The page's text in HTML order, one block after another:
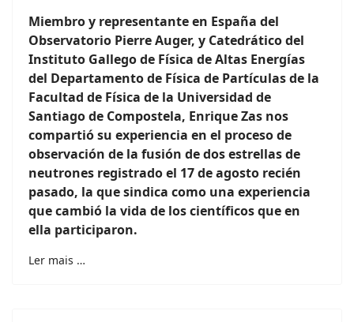
Miembro y representante en España del
Observatorio Pierre Auger, y Catedrático del
Instituto Gallego de Física de Altas Energías
del Departamento de Física de Partículas de la
Facultad de Física de la Universidad de
Santiago de Compostela, Enrique Zas nos
compartió su experiencia en el proceso de
observación de la fusión de dos estrellas de
neutrones registrado el 17 de agosto recién
pasado, la que sindica como una experiencia
que cambió la vida de los científicos que en
ella participaron.
Ler mais …